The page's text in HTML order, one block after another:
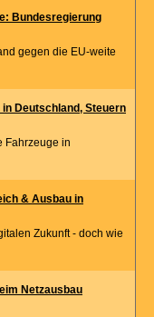
Bundesregierung
gegen die EU-weite
Deutschland, Steuern
Fahrzeuge in
& Ausbau in
Zukunft - doch wie
Netzausbau